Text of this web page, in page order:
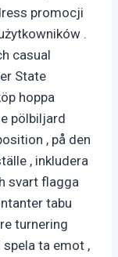
promocji
.
casual
State
hoppa
pölbiljard
, på den
, inkludera
svart flagga
tabu
turnering
ta emot ,